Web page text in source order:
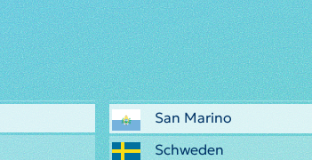
San Marino
Schweden